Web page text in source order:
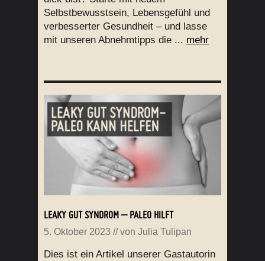
Selbstbewusstsein, Lebensgefühl und
verbesserter Gesundheit – und lasse
mit unseren Abnehmtipps die ... mehr
LEAKY GUT SYNDROM – PALEO HILFT
5. Oktober 2023 // von Julia Tulipan
Dies ist ein Artikel unserer Gastautorin